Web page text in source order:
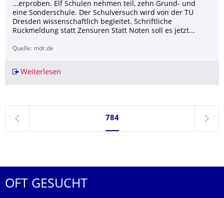
...erproben. Elf Schulen nehmen teil, zehn Grund- und
eine Sonderschule. Der Schulversuch wird von der TU
Dresden wissenschaftlich begleitet. Schriftliche
Rückmeldung statt Zensuren Statt Noten soll es jetzt...
Quelle: mdr.de
Weiterlesen
zurück
Seite 784, aktuell ausgewählt
784
weiter
OFT GESUCHT